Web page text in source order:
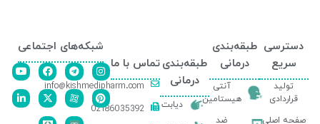
دسترسی
سریع
تولید
قراردادی
صفحه اصلی
طبقه‌بندی
درمانی
آنتی
هیستامین
ضد
طبقه‌بندی
درمانی
دیابت
تماس با ما
info@kishmedipharm.com
02186035392
شبکه‌های اجتماعی